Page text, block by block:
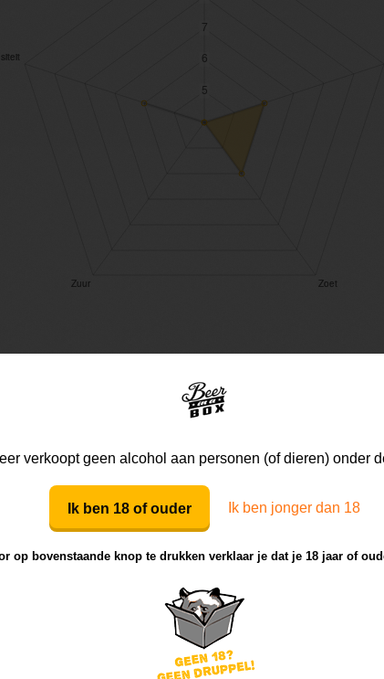
Die van anderen
Mijn review bij dit bier
verkoopt geen alcohol aan personen (of dieren) onder
Ik ben 18 of ouder Ik ben jonger dan 18
op bovenstaande knop te drukken verklaar je dat je 18 jaar of